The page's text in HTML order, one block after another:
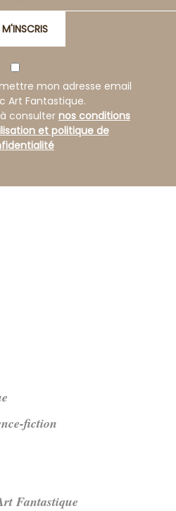
mon adresse email
Art Fantastique.
consulter nos conditions
et politique de
fiction
Fantastique